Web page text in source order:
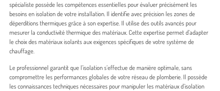
spécialiste possède les compétences essentielles pour évaluer précisément les
besoins en isolation de votre installation. Il identifie avec précision les zones de
déperditions thermiques grâce à son expertise. Il utilise des outils avancés pour
mesurer la conductivité thermique des matériaux. Cette expertise permet d’adapter
le choix des matériaux isolants aux exigences spécifiques de votre système de
chauffage.
Le professionnel garantit que l’isolation s’effectue de manière optimale, sans
compromettre les performances globales de votre réseau de plomberie. Il possède
les connaissances techniques nécessaires pour manipuler les matériaux d’isolation